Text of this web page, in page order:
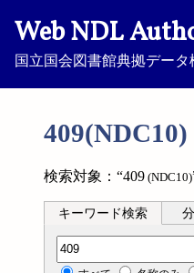
Web NDL
国立国会図書館典拠デー
検索対象：“409 (NDC10)
キーワード検索
分類記号検索